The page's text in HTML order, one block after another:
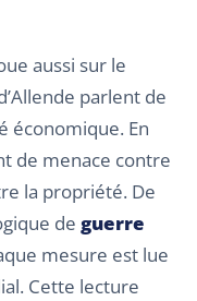
aussi sur le
parlent de
économique. En
de menace contre
la propriété. De
de guerre
mesure est lue
Cette lecture